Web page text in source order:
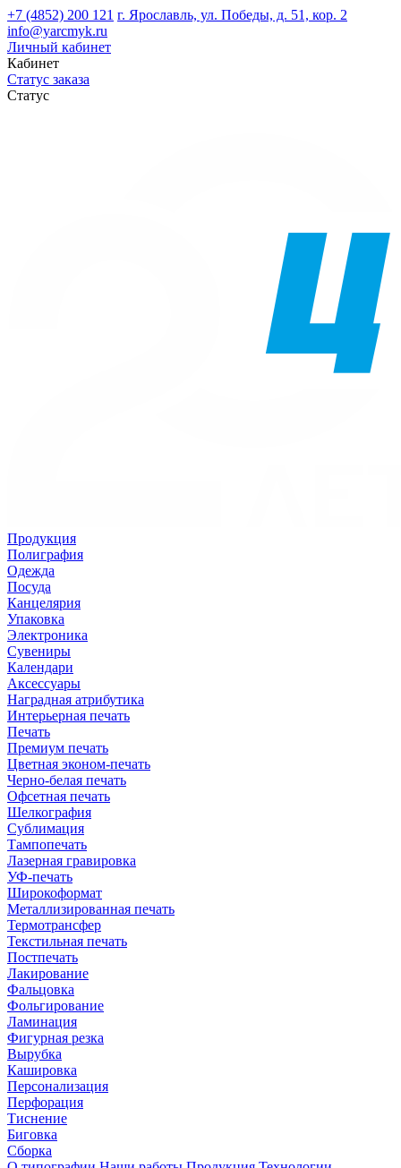
+7 (4852) 200 121 г. Ярославль, ул. Победы, д. 51, кор. 2
info@yarcmyk.ru
Личный кабинет
Кабинет
Статус заказа
Статус
Продукция
Полиграфия
Одежда
Посуда
Канцелярия
Упаковка
Электроника
Сувениры
Календари
Аксессуары
Наградная атрибутика
Интерьерная печать
Печать
Премиум печать
Цветная эконом-печать
Черно-белая печать
Офсетная печать
Шелкография
Сублимация
Тампопечать
Лазерная гравировка
УФ-печать
Широкоформат
Металлизированная печать
Термотрансфер
Текстильная печать
Постпечать
Лакирование
Фальцовка
Фольгирование
Ламинация
Фигурная резка
Вырубка
Кашировка
Персонализация
Перфорация
Тиснение
Биговка
Сборка